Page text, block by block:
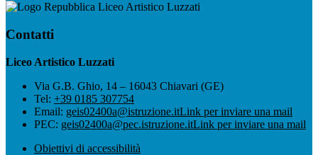
Liceo Artistico Luzzati
Contatti
Liceo Artistico Luzzati
Via G.B. Ghio, 14 – 16043 Chiavari (GE)
Tel: +39 0185 307754
Email: geis02400a@istruzione.itLink per inviare una mail
PEC: geis02400a@pec.istruzione.itLink per inviare una mail
Obiettivi di accessibilità